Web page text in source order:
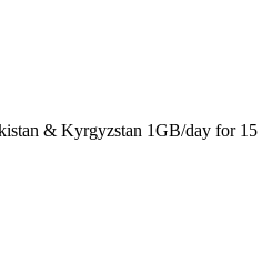
& Kyrgyzstan 1GB/day for 15